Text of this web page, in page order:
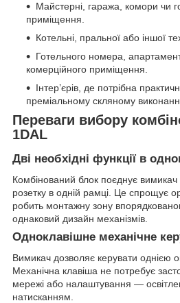
Майстерні, гаража, комори чи
приміщення.
Котельні, пральної або іншої
Готельного номера,
комерційного приміщення.
Інтер’єрів, де потрібна
преміальному скляному
Переваги вибору
1DAL
Дві необхідні функції в
Комбінований блок поєднує вимикач
розетку в одній рамці. Це спрощує
робить монтажну зону
однаковий дизайн механізмів.
Одноклавішне механічне
Вимикач дозволяє керувати однією
Механічна клавіша не потребує
мережі або налаштування —
натисканням.